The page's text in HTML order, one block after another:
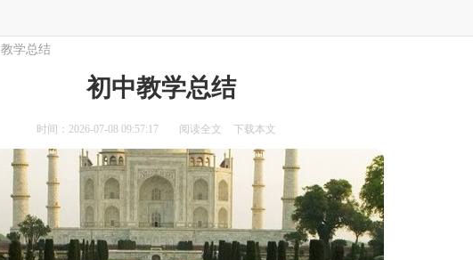
教学总结
初中教学总结
时间：2026-07-08 09:57:17 阅读全文 下载本文